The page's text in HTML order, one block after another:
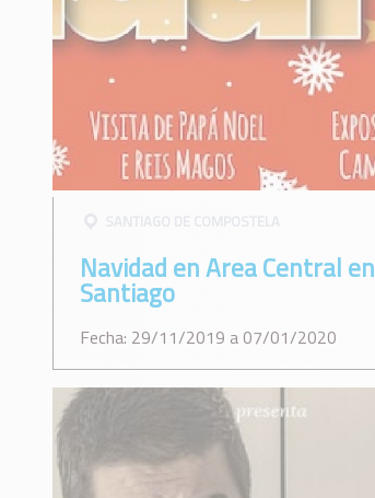
Navidad en Area Central en
Santiago
Fecha: 29/11/2019 a 07/01/2020